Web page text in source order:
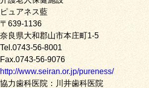
ピュアネス藍
〒639-1136
奈良県大和郡山市本庄町1-5
Tel.0743-56-8001
Fax.0743-56-9076
http://www.seiran.or.jp/pureness/
協力歯科医院：川井歯科医院